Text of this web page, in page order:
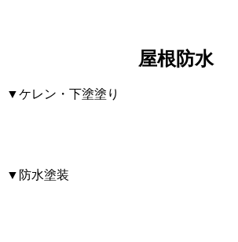
屋根防水
▼ケレン・下塗塗り
▼防水塗装